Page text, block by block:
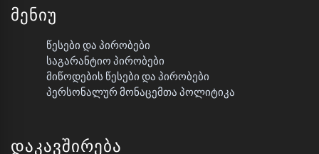
Მენიუ
Წესები Და Პირობები
Საგარანტიო Პირობები
Მიწოდების Წესები Და Პირობები
Პერსონალურ Მონაცემთა Პოლიტიკა
Დაკავშირება